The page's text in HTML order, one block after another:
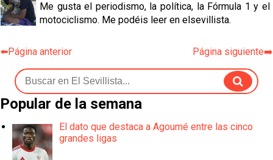
Me gusta el periodismo, la política, la Fórmula 1 y el
motociclismo. Me podéis leer en elsevillista.
⬅️Página anterior Página siguiente➡️
Popular de la semana
El dato que destaca a Agoumé entre las cinco
grandes ligas